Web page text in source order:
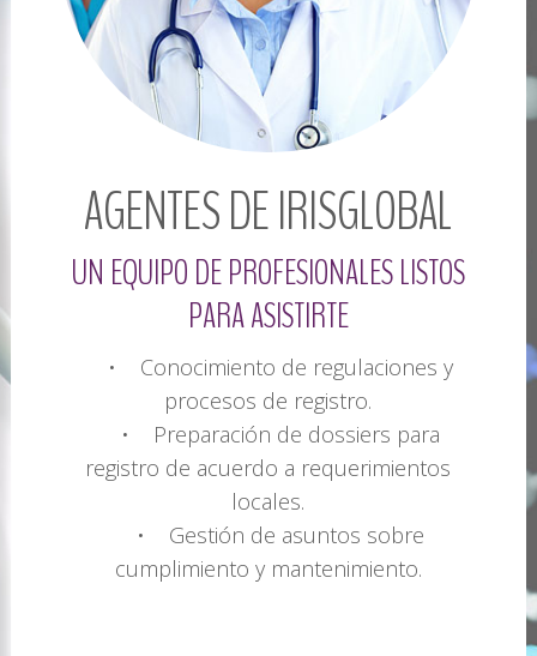
AGENTESDE IRISGLOBAL
UN EQUIPODEPROFESIONALESLISTOS
PARAASISTIRTE
• Conocimiento de regulaciones y
procesos de registro.
• Preparación de dossiers para
registro de acuerdo a requerimientos
locales.
• Gestión de asuntos sobre
cumplimiento y mantenimiento.